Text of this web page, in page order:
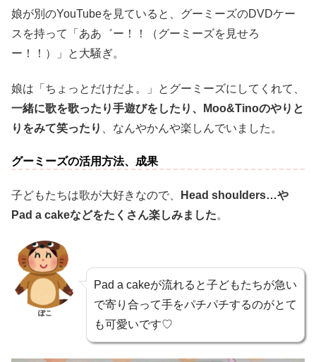
娘が別のYouTubeを見ていると、グーミーズのDVDケー
スを持って「ああ゛ー！！（グーミーズを見せろ
ー！！）」と大騒ぎ。
娘は「ちょっとだけだよ。」とグーミーズにしてくれて、
一緒に歌を歌ったり手遊びをしたり、Moo&Tinoのやりと
りをみて笑ったり
、なんやかんや楽しんでいました。
グーミーズの活用方法、成果
子どもたちは歌が大好きなので、
Head shoulders…や
Pad a cakeなどをたくさん楽しみました。
ぽこ
Pad a cakeが流れると子どもたちが急い
で寄り合って手をパチパチするのがとて
も可愛いです♡